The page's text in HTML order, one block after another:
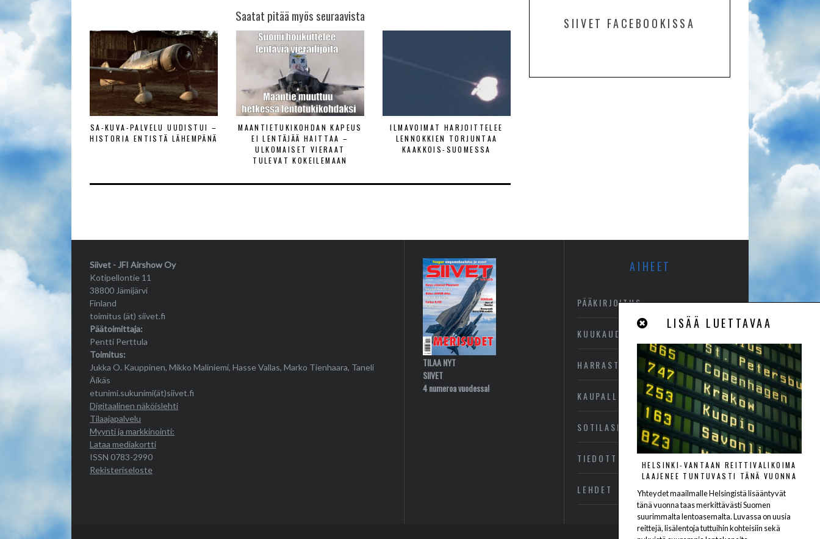
Saatat pitää myös seuraavista
SA-KUVA-PALVELU UUDISTUI –
HISTORIA ENTISTÄ LÄHEMPÄNÄ
MAANTIETUKIKOHDAN KAPEUS
EI LENTÄJÄÄ HAITTAA –
ULKOMAISET VIERAAT
TULEVAT KOKEILEMAAN
ILMAVOIMAT HARJOITTELEE
LENNOKKIEN TORJUNTAA
KAAKKOIS-SUOMESSA
SIIVET FACEBOOKISSA
LISÄÄ LUETTAVAA
HELSINKI-VANTAAN REITTIVALIKOIMA
LAAJENEE TUNTUVASTI TÄNÄ VUONNA
Yhteydet maailmalle Helsingistä lisääntyvät
tänä vuonna taas merkittävästi Suomen
suurimmalta lentoasemalta. Luvassa on uusia
reittejä, lisälentoja tuttuihin kohteisiin sekä
Siivet - JFI Airshow Oy
Kotipellontie 11
38800 Jämijärvi
Finland
toimitus (ät) siivet.fi
Päätoimittaja:
Pentti Perttula
Toimitus:
Jukka O. Kauppinen, Mikko Maliniemi, Hasse Vallas, Marko Tienhaara, Taneli
Äikäs
etunimi.sukunimi(ät)siivet.fi
Digitaalinen näköislehti
Tilaajapalvelu
Myynti ja markkinointi:
Lataa mediakortti
ISSN 0783-2990
Rekisteriseloste
TILAA NYT
SIIVET
4 numeroa vuodessa!
AIHEET
PÄÄKIRJOITUS
KUUKAUDEN KUVA
HARRASTEILMAILU
KAUPALLINEN ILMAILU
SOTILASILMAILU
TIEDOTTEET
LEHDET